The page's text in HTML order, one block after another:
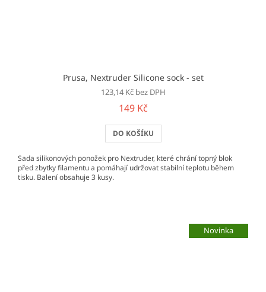
Prusa, Nextruder Silicone sock - set
123,14 Kč bez DPH
149 Kč
DO KOŠÍKU
Sada silikonových ponožek pro Nextruder, které chrání topný blok
před zbytky filamentu a pomáhají udržovat stabilní teplotu během
tisku. Balení obsahuje 3 kusy.
Novinka